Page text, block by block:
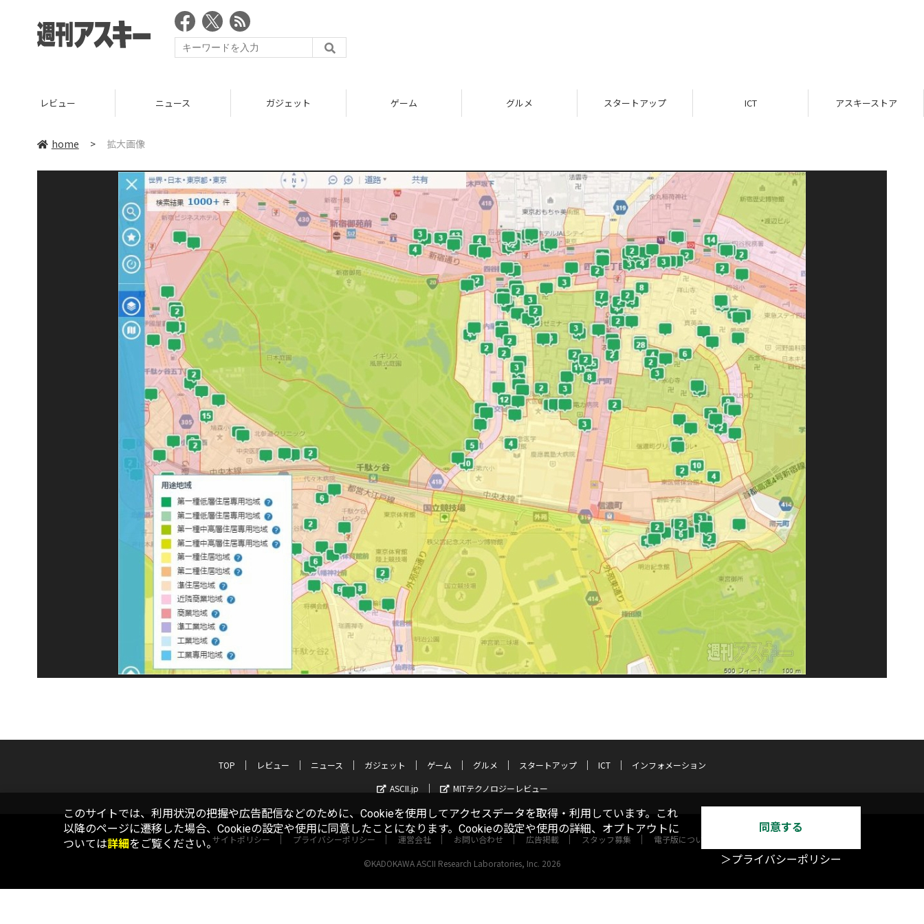
レビュー ニュース ガジェット ゲーム グルメ スタートアップ ICT アスキーストア
home > 拡大画像
TOP レビュー ニュース ガジェット ゲーム グルメ スタートアップ ICT
インフォメーション
ASCII.jp
MITテクノロジーレビュー
サイトポリシー プライバシーポリシー 運営会社 お問い合わせ 広告掲載 スタッフ募集 電子版について
©KADOKAWA ASCII Research Laboratories, Inc. 2026
このサイトでは、利用状況の把握や広告配信などのために、Cookieを使用してアクセスデータを取得・利用しています。これ
以降のページに遷移した場合、Cookieの設定や使用に同意したことになります。Cookieの設定や使用の詳細、オプトアウトに
ついては詳細をご覧ください。
同意する
＞プライバシーポリシー